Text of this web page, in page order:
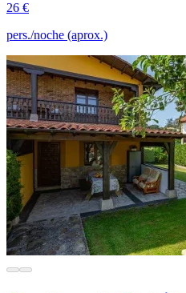
26 €
pers./noche (aprox.)